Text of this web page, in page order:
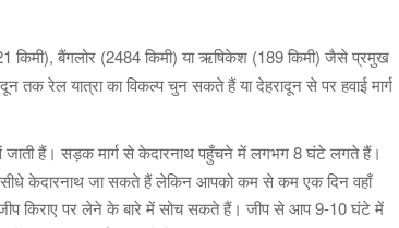
किमी), बैंगलोर (2484 किमी) या ऋषिकेश (189 किमी) जैसे प्रमुख
तक रेल यात्रा का विकल्प चुन सकते हैं या देहरादून से पर हवाई मार्ग
जाती हैं। सड़क मार्ग से केदारनाथ पहुँचने में लगभग 8 घंटे लगते हैं।
केदारनाथ जा सकते हैं लेकिन आपको कम से कम एक दिन वहाँ
किराए पर लेने के बारे में सोच सकते हैं। जीप से आप 9-10 घंटे में